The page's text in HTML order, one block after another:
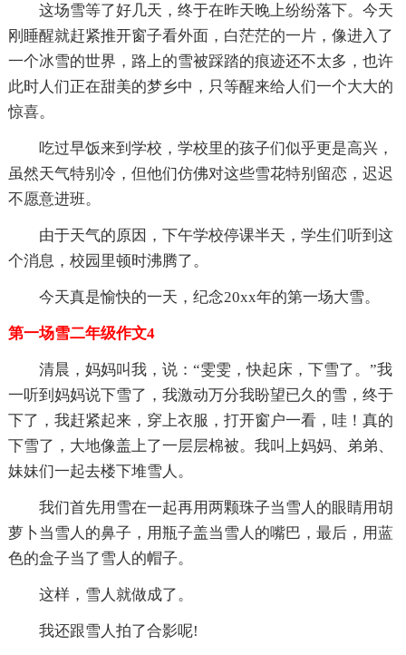
这场雪等了好几天，终于在昨天晚上纷纷落下。今天
刚睡醒就赶紧推开窗子看外面，白茫茫的一片，像进入了
一个冰雪的世界，路上的雪被踩踏的痕迹还不太多，也许
此时人们正在甜美的梦乡中，只等醒来给人们一个大大的
惊喜。
吃过早饭来到学校，学校里的孩子们似乎更是高兴，
虽然天气特别冷，但他们仿佛对这些雪花特别留恋，迟迟
不愿意进班。
由于天气的原因，下午学校停课半天，学生们听到这
个消息，校园里顿时沸腾了。
今天真是愉快的一天，纪念20xx年的第一场大雪。
第一场雪二年级作文4
清晨，妈妈叫我，说：“雯雯，快起床，下雪了。”我
一听到妈妈说下雪了，我激动万分我盼望已久的雪，终于
下了，我赶紧起来，穿上衣服，打开窗户一看，哇！真的
下雪了，大地像盖上了一层层棉被。我叫上妈妈、弟弟、
妹妹们一起去楼下堆雪人。
我们首先用雪在一起再用两颗珠子当雪人的眼睛用胡
萝卜当雪人的鼻子，用瓶子盖当雪人的嘴巴，最后，用蓝
色的盒子当了雪人的帽子。
这样，雪人就做成了。
我还跟雪人拍了合影呢!